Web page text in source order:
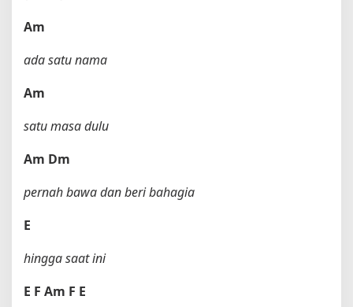
Am
ada satu nama
Am
satu masa dulu
Am Dm
pernah bawa dan beri bahagia
E
hingga saat ini
E F Am F E